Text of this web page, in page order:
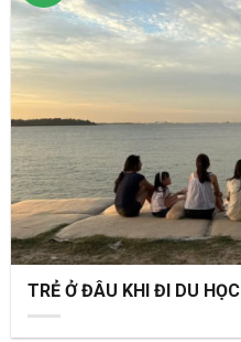
TRẺ Ở ĐÂU KHI ĐI DU HỌC